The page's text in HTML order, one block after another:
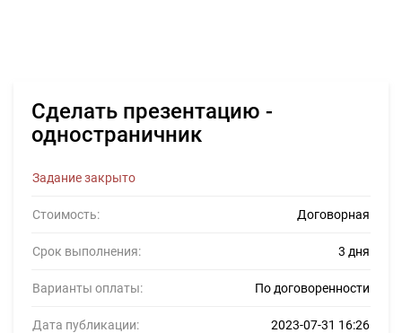
Сделать презентацию -
одностраничник
Задание закрыто
Стоимость: Договорная
Срок выполнения: 3 дня
Варианты оплаты: По договоренности
Дата публикации: 2023-07-31 16:26